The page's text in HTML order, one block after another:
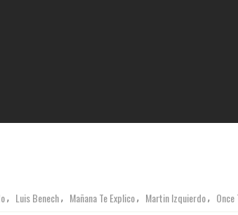
, Luis Benech, Mañana Te Explico, Martin Izquierdo,